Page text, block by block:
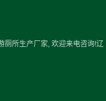
厕所生产厂家, 欢迎来电咨询!辽